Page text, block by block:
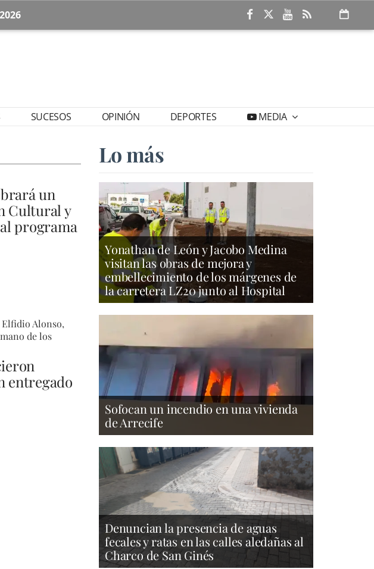
SUCESOS OPINIÓN DEPORTES MEDIA
un
Cultural y
programa
Alonso,
de los
entregado
Lo más
Yonathan de León y Jacobo Medina
visitan las obras de mejora y
embellecimiento de los márgenes de
la carretera LZ20 junto al Hospital
Sofocan un incendio en una vivienda
de Arrecife
Denuncian la presencia de aguas
fecales y ratas en las calles aledañas al
Charco de San Ginés